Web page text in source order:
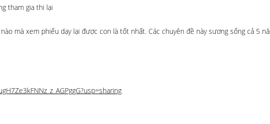
tham gia thi lại
mà xem phiếu dạy lại được con là tốt nhất. Các chuyên đề này sương sống cả 5